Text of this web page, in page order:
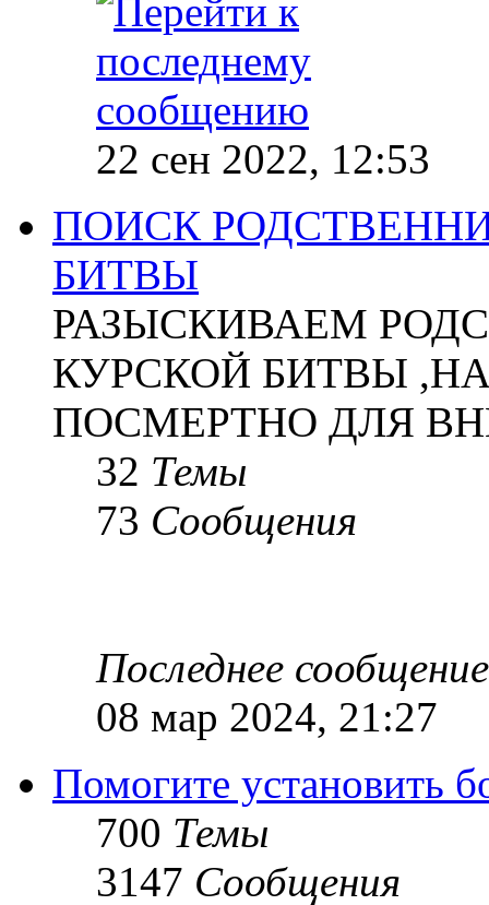
22 сен 2022, 12:53
ПОИСК
БИТВЫ
РАЗЫСКИВАЕМ
КУРСКОЙ БИТВЫ
ПОСМЕРТНО ДЛЯ
32 Темы
73 Сообщения
Последнее сообщение
08 мар 2024, 21:27
Помогите установить
700 Темы
3147 Сообщения